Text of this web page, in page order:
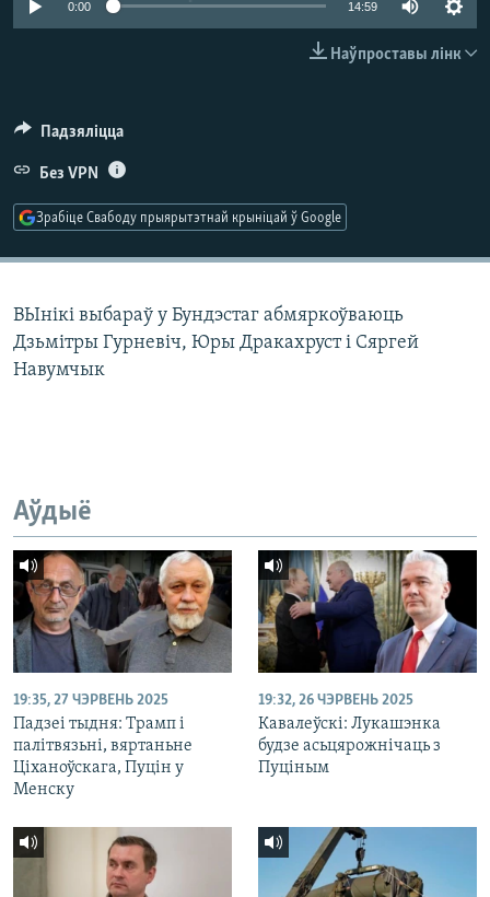
КУЛЬТУРА
МОВА0:00 14:59
Наўпроставы лінк
Падзяліцца
Без VPN
Зрабіце Свабоду прыярытэтнай крыніцай ў Google
ВЫнікі выбараў у Бундэстаг абмяркоўваюць
Дзьмітры Гурневіч, Юры Дракахруст і Сяргей
Навумчык
Аўдыё
19:35, 27 ЧЭРВЕНЬ 2025
Падзеі тыдня: Трамп і
палітвязьні, вяртаньне
Ціханоўскага, Пуцін у
Менску
19:32, 26 ЧЭРВЕНЬ 2025
Кавалеўскі: Лукашэнка
будзе асьцярожнічаць з
Пуціным